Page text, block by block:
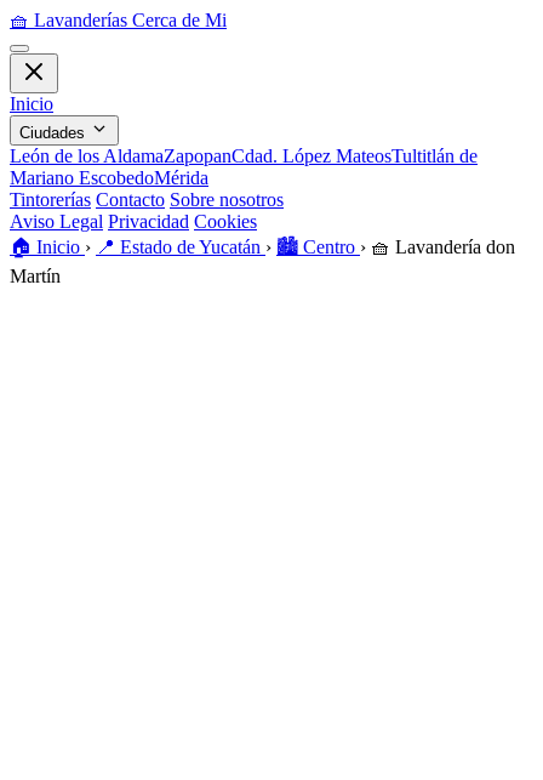
🧺 Lavanderías Cerca de Mi
Inicio
Ciudades
León de los AldamaZapopanCdad. López MateosTultitlán de
Mariano EscobedoMérida
Tintorerías Contacto Sobre nosotros
Aviso Legal Privacidad Cookies
🏠️ Inicio › 📍 Estado de Yucatán › 🏙️ Centro › 🧺 Lavandería don
Martín